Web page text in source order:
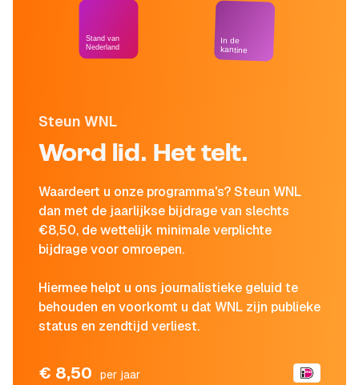
Steun WNL
Word lid. Het telt.
Waardeert u onze programma's? Steun WNL
dan met de jaarlijkse bijdrage van slechts
€8,50, de wettelijk minimale verplichte
bijdrage voor omroepen.
Hiermee helpt u ons journalistieke geluid te
behouden en voorkomt u dat WNL zijn publieke
status en zendtijd verliest.
€ 8,50 per jaar
Stand van
Nederland
In de
kantine